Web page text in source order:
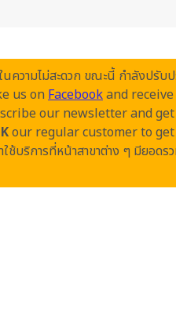
วามไม่สะดวก ขณะนี้ กำลังปรับป
us on Facebookand receive
our newsletter and
our regular customer to
ช้บริการที่หน้าสาขาต่าง ๆ มียอ